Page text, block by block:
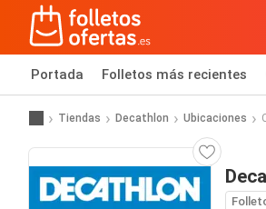
Portada Folletos más recientes
Tiendas Decathlon Ubicaciones